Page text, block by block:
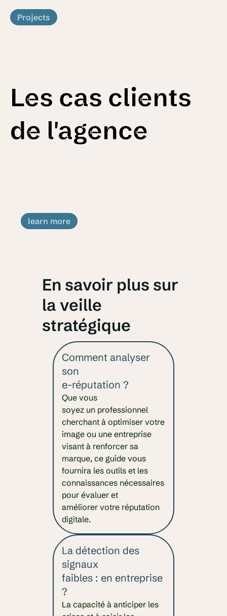
Projects
Les cas clients
de l'agence
learn more
En savoir plus sur
la veille
stratégique
Comment analyser
son
e-réputation ?
Que vous
soyez un professionnel
cherchant à optimiser votre
image ou une entreprise
visant à renforcer sa
marque, ce guide vous
fournira les outils et les
connaissances nécessaires
pour évaluer et
améliorer votre réputation
digitale.
La détection des
signaux
faibles : en entreprise
?
La capacité à anticiper les